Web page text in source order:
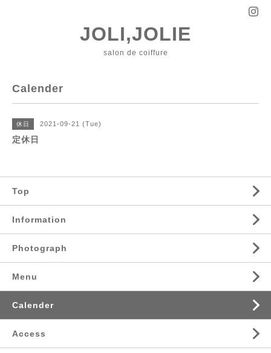
JOLI,JOLIE
salon de coiffure
Calender
休日 2021-09-21 (Tue)
定休日
Top
Information
Photograph
Menu
Calender
Access